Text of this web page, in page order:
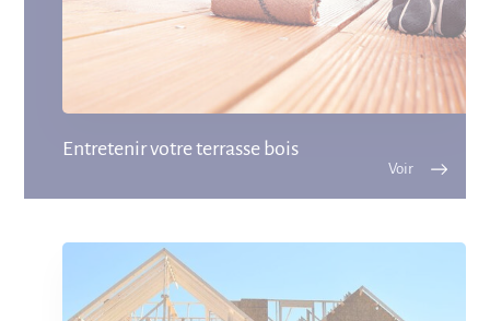
Entretenir votre terrasse bois